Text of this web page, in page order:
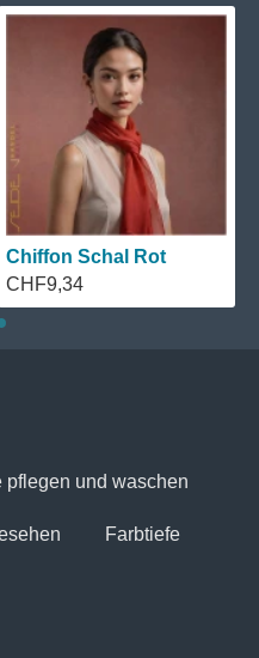
Chiffon Schal Rot
CHF9,34
pflegen und waschen
Farbtiefe